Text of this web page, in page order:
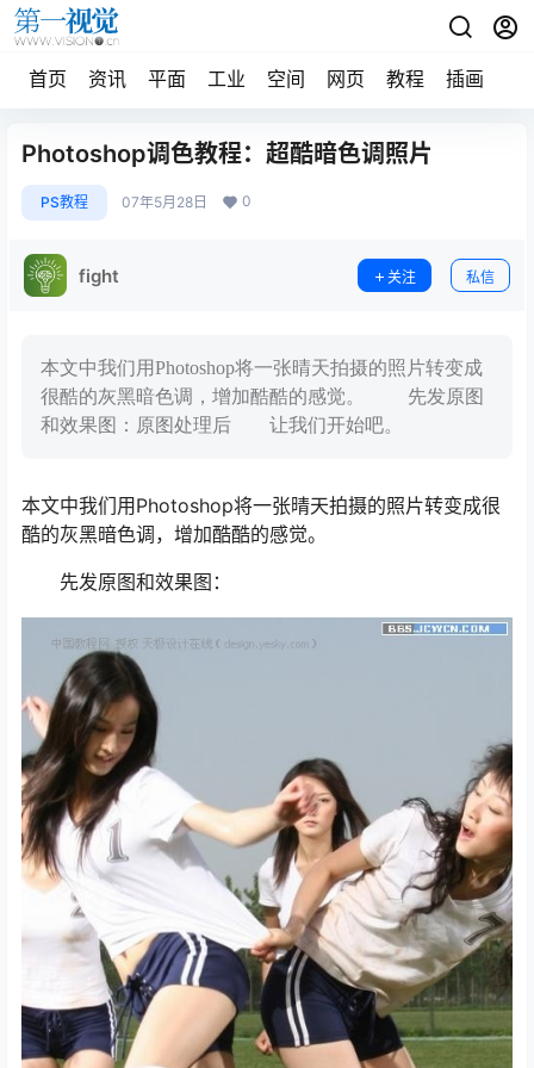
首页 资讯 平面 工业 空间 网页 教程 插画
Photoshop调色教程：超酷暗色调照片
PS教程 07年5月28日 0
fight 关注 私信
本文中我们用Photoshop将一张晴天拍摄的照片转变成
很酷的灰黑暗色调，增加酷酷的感觉。 先发原图
和效果图：原图处理后 让我们开始吧。
本文中我们用Photoshop将一张晴天拍摄的照片转变成很
酷的灰黑暗色调，增加酷酷的感觉。
先发原图和效果图：